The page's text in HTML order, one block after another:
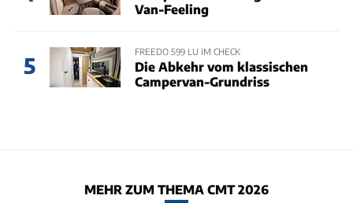
Van-Feeling
5
FREEDO 599 LU IM CHECK
Die Abkehr vom klassischen
Campervan-Grundriss
MEHR ZUM THEMA CMT 2026